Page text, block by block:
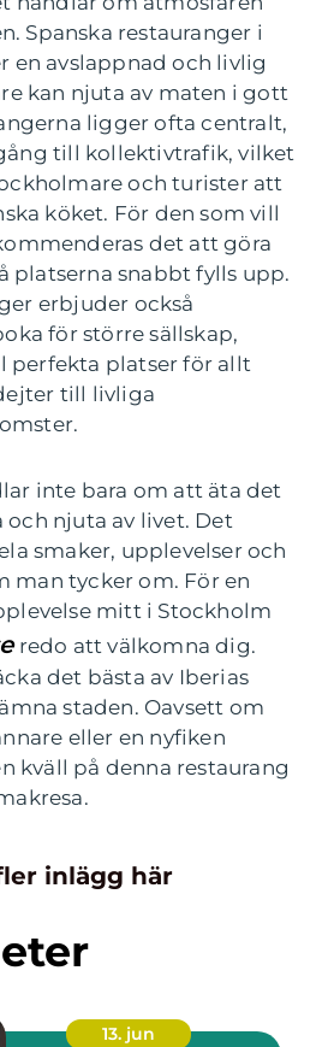
Spanska restauranger i
en avslappnad och livlig
kan njuta av maten i gott
ligger ofta centralt,
till kollektivtrafik, vilket
och turister att
köket. För den som vill
det att göra
platserna snabbt fylls upp.
erbjuder också
för större sällskap,
perfekta platser för allt
till livliga
inte bara om att äta det
och njuta av livet. Det
smaker, upplevelser och
man tycker om. För en
mitt i Stockholm
redo att välkomna dig.
det bästa av Iberias
staden. Oavsett om
eller en nyfiken
kväll på denna restaurang
inlägg här
13. jun